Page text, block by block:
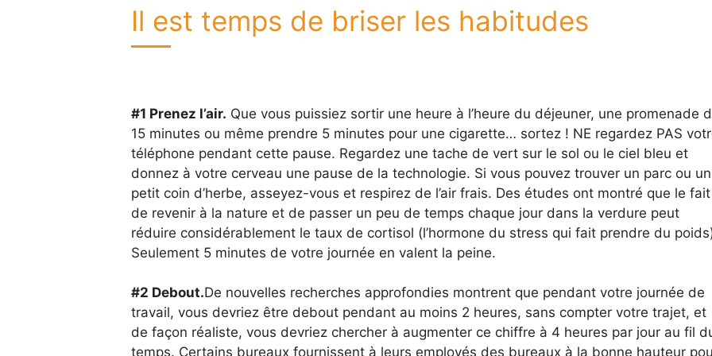
Il est temps de briser les habitudes
#1 Prenez l’air. Que vous puissiez sortir une heure à l’heure du déjeuner, une promenade
15 minutes ou même prendre 5 minutes pour une cigarette… sortez ! NE regardez PAS
téléphone pendant cette pause. Regardez une tache de vert sur le sol ou le ciel bleu et
donnez à votre cerveau une pause de la technologie. Si vous pouvez trouver un parc ou un
petit coin d’herbe, asseyez-vous et respirez de l’air frais. Des études ont montré que le fait
de revenir à la nature et de passer un peu de temps chaque jour dans la verdure peut
réduire considérablement le taux de cortisol (l’hormone du stress qui fait prendre du
Seulement 5 minutes de votre journée en valent la peine.
#2 Debout.De nouvelles recherches approfondies montrent que pendant votre journée de
travail, vous devriez être debout pendant au moins 2 heures, sans compter votre trajet, et
de façon réaliste, vous devriez chercher à augmenter ce chiffre à 4 heures par jour au fil
temps. Certains bureaux fournissent à leurs employés des bureaux à la bonne hauteur